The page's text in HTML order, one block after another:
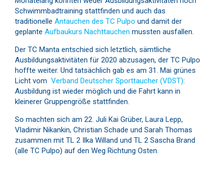
Schwimmbadtraining stattfinden und auch das
traditionelle Antauchen des TC Pulpo und damit der
geplante Aufbaukurs Nachttauchen mussten ausfallen.
Der TC Manta entschied sich letztlich, sämtliche
Ausbildungsaktivitäten für 2020 abzusagen, der TC Pulpo
hoffte weiter. Und tatsächlich gab es am 31. Mai grünes
Licht vom Verband Deutscher Sporttaucher (VDST):
Ausbildung ist wieder möglich und die Fahrt kann in
kleinerer Gruppengröße stattfinden.
So machten sich am 22. Juli Kai Grüber, Laura Lepp,
Vladimir Nikankin, Christian Schade und Sarah Thomas
zusammen mit TL 2 Ilka Willand und TL 2 Sascha Brand
(alle TC Pulpo) auf den Weg Richtung Osten.